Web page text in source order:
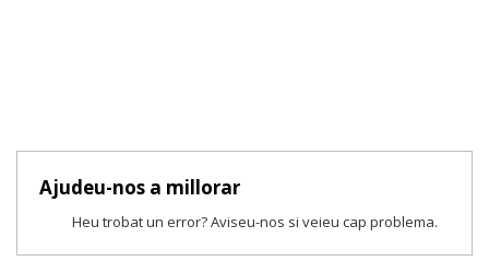
Ajudeu-nos a millorar
Heu trobat un error? Aviseu-nos si veieu cap problema.